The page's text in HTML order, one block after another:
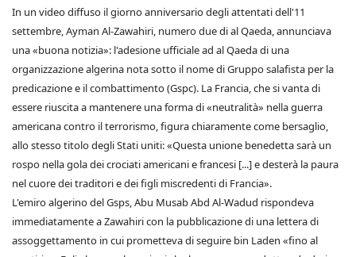
In un video diffuso il giorno anniversario degli attentati dell'11
settembre, Ayman Al-Zawahiri, numero due di al Qaeda, annunciava
una «buona notizia»: l'adesione ufficiale ad al Qaeda di una
organizzazione algerina nota sotto il nome di Gruppo salafista per la
predicazione e il combattimento (Gspc). La Francia, che si vanta di
essere riuscita a mantenere una forma di «neutralità» nella guerra
americana contro il terrorismo, figura chiaramente come bersaglio,
allo stesso titolo degli Stati uniti: «Questa unione benedetta sarà un
rospo nella gola dei crociati americani e francesi [...] e desterà la paura
nel cuore dei traditori e dei figli miscredenti di Francia».
L'emiro algerino del Gsps, Abu Musab Abd Al-Wadud rispondeva
immediatamente a Zawahiri con la pubblicazione di una lettera di
assoggettamento in cui prometteva di seguire bin Laden «fino al